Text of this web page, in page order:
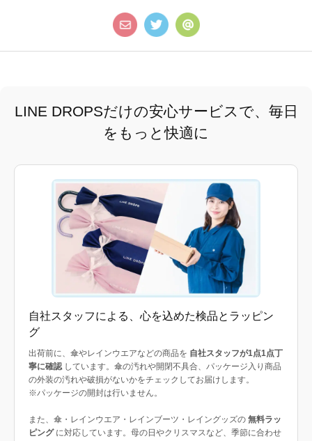
LINE DROPSだけの安心サービスで、毎日
をもっと快適に
自社スタッフによる、心を込めた検品とラッピン
グ
出荷前に、傘やレインウエアなどの商品を 自社スタッフが1点1点丁
寧に確認 しています。傘の汚れや開閉不具合、パッケージ入り商品
の外装の汚れや破損がないかをチェックしてお届けします。
※パッケージの開封は行いません。
また、傘・レインウエア・レインブーツ・レイングッズの 無料ラッ
ピングに対応しています。母の日やクリスマスなど、季節に合わせ